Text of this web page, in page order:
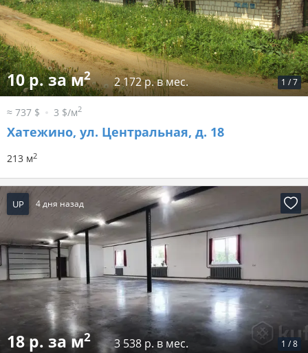
1 /7
10 р. за м2 2 172 р. в мес.
≈ 737 $ 3 $/м2
Хатежино, ул. Центральная, д. 18
213 м2
UP 4 дня назад
1 /8
18 р. за м2 3 538 р. в мес.